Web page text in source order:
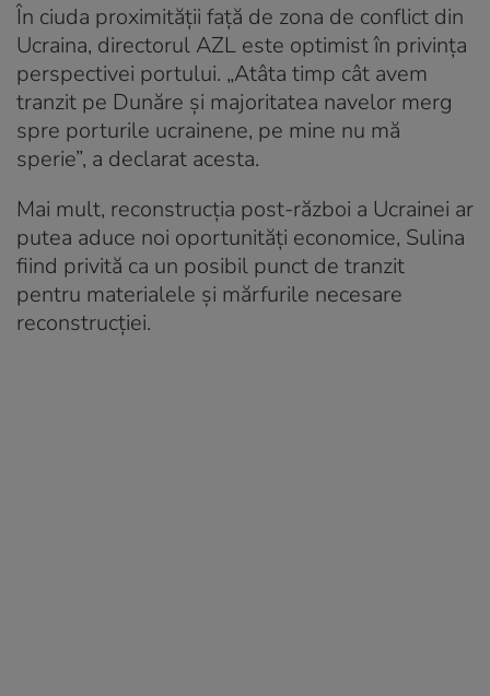
În ciuda proximității față de zona de conflict din
Ucraina, directorul AZL este optimist în privința
perspectivei portului. „Atâta timp cât avem
tranzit pe Dunăre și majoritatea navelor merg
spre porturile ucrainene, pe mine nu mă
sperie”, a declarat acesta.
Mai mult, reconstrucția post-război a Ucrainei ar
putea aduce noi oportunități economice, Sulina
fiind privită ca un posibil punct de tranzit
pentru materialele și mărfurile necesare
reconstrucției.